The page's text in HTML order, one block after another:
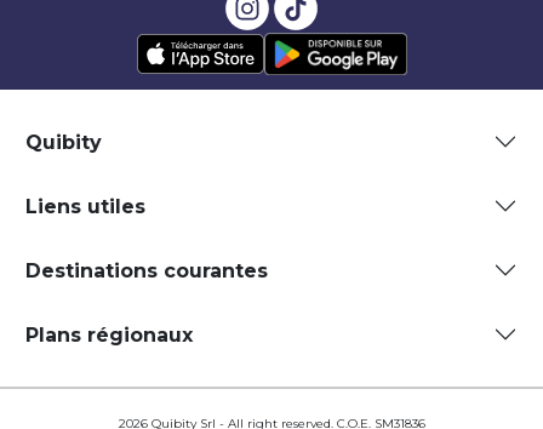
Quibity
Liens utiles
Destinations courantes
Plans régionaux
2026 Quibity Srl - All right reserved. C.O.E. SM31836